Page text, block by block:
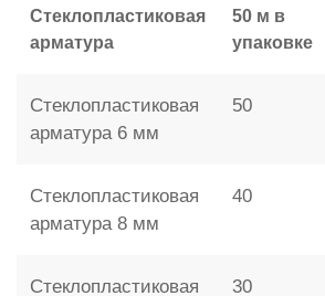
Стеклопластиковая
арматура
50 м в
упаковке
Стеклопластиковая
арматура 6 мм
50
Стеклопластиковая
арматура 8 мм
40
Стеклопластиковая 30